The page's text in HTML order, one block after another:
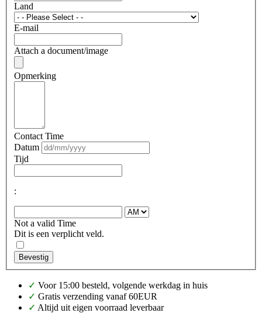
Land
E-mail
Attach a document/image
Opmerking
Contact Time
Datum
Tijd
:
Not a valid Time
Dit is een verplicht veld.
Bevestig
✓ Voor 15:00 besteld, volgende werkdag in huis
✓ Gratis verzending vanaf 60EUR
✓ Altijd uit eigen voorraad leverbaar